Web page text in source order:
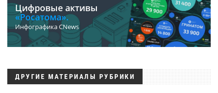
Цифровые активы
«Росатома».
Инфографика CNews
ДРУГИЕ МАТЕРИАЛЫ РУБРИКИ